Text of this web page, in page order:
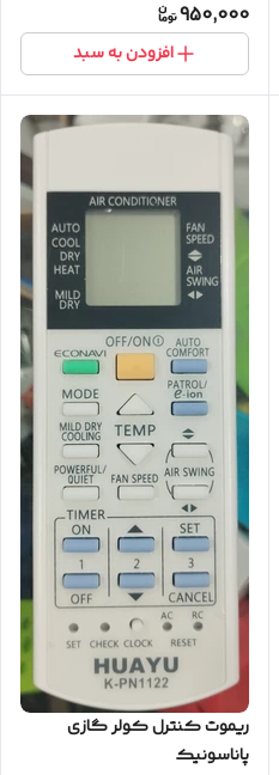
950,000
افزودن به سبد
ریموت کنترل کولر گازی
پاناسونیک